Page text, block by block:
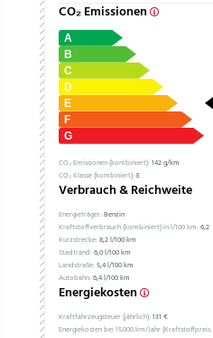
CO₂ Emissionen
CO₂ Emissionen (kombiniert):142 g/km
CO₂ Klasse (kombiniert):E
Verbrauch & Reichweite
Energieträger:Benzin
Kraftstoffverbrauch (kombiniert) in l/100 km:6,2
Kurzstrecke:8,2 l/100 km
Stadtrand:6,0 l/100 km
Landstraße:5,4 l/100 km
Autobahn:6,4 l/100 km
Energiekosten
Kraftfahrzeugsteuer (jährlich):131 €
Energiekosten bei 15.000 km/Jahr (Kraftstoffpreis: